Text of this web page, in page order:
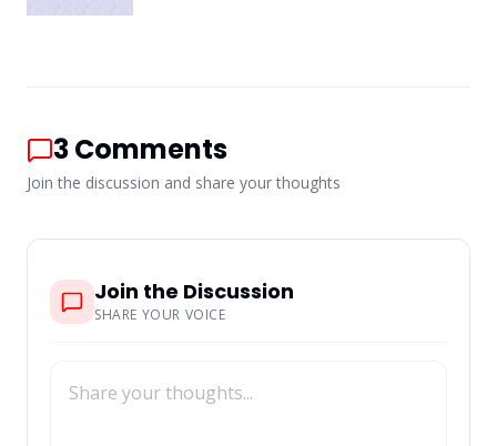
3Comments
Join the discussion and share your thoughts
Join the Discussion
SHARE YOUR VOICE